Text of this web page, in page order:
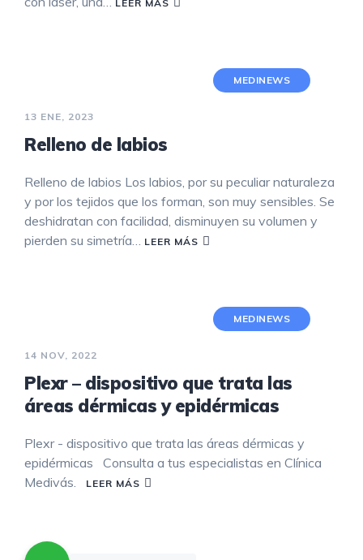
LEER MÁS
MEDINEWS
13 ENE, 2023
Relleno de labios
Relleno de labios Los labios, por su peculiar naturaleza
y por los tejidos que los forman, son muy sensibles. Se
deshidratan con facilidad, disminuyen su volumen y
pierden su simetría… LEER MÁS
MEDINEWS
14 NOV, 2022
Plexr – dispositivo que trata las
áreas dérmicas y epidérmicas
Plexr - dispositivo que trata las áreas dérmicas y
epidérmicas Consulta a tus especialistas en Clínica
Medivás.
LEER MÁS